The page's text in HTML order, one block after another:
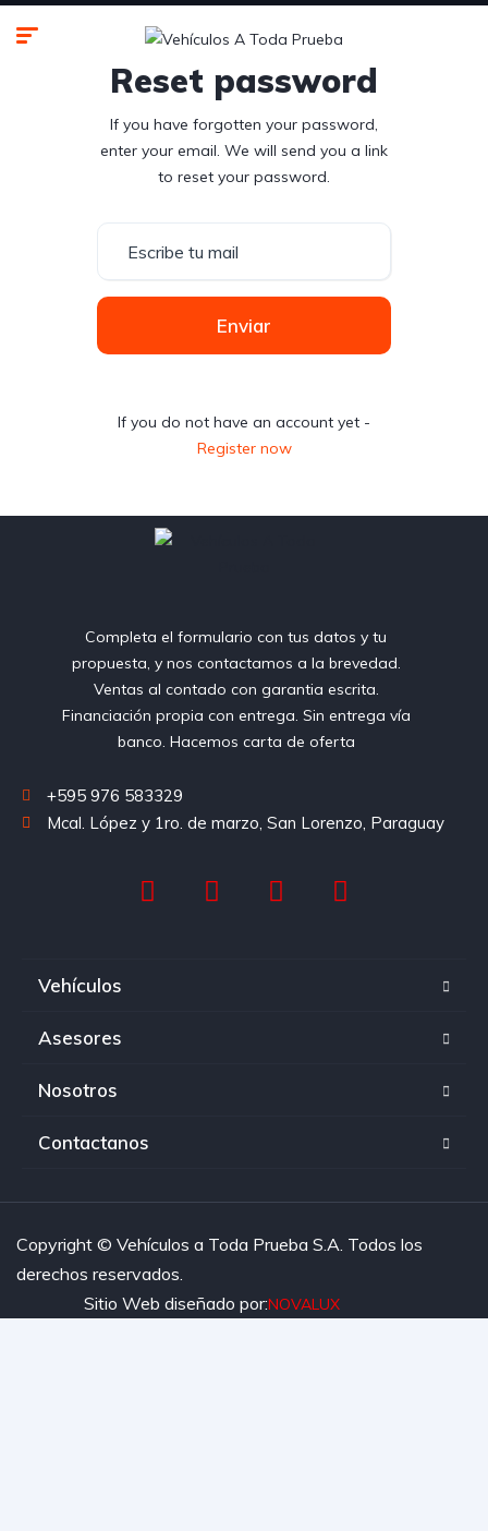
Reset password
If you have forgotten your password,
enter your email. We will send you a link
to reset your password.
Enviar
If you do not have an account yet -
Register now
Completa el formulario con tus datos y tu
propuesta, y nos contactamos a la brevedad.
Ventas al contado con garantia escrita.
Financiación propia con entrega. Sin entrega vía
banco. Hacemos carta de oferta
+595 976 583329
Mcal. López y 1ro. de marzo, San Lorenzo, Paraguay
Vehículos
Asesores
Nosotros
Contactanos
Copyright © Vehículos a Toda Prueba S.A. Todos los
derechos reservados.
Sitio Web diseñado por:NOVALUX